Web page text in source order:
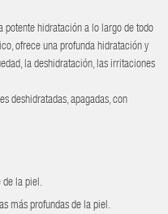
potente hidratación a lo largo de todo
ofrece una profunda hidratación y
la deshidratación, las irritaciones
deshidratadas, apagadas, con
de la piel.
más profundas de la piel.